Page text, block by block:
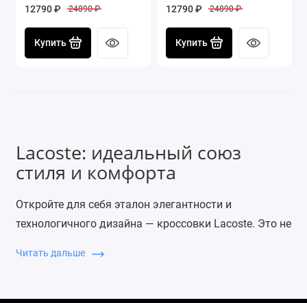
12790 ₽ 24890 ₽
Купить
12790 ₽ 24890 ₽
Купить
Lacoste: идеальный союз
стиля и комфорта
Откройте для себя эталон элегантности и
технологичного дизайна — кроссовки Lacoste. Это не
образ и повседневный комфорт. Наследие
теперь доступно для вашего гардероба.
Читать дальше